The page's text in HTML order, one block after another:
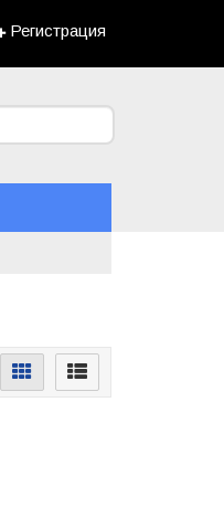
Регистрация